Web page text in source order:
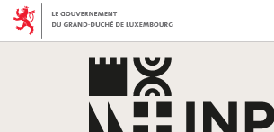
Aller
Aller